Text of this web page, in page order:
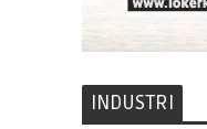
INDUSTRI